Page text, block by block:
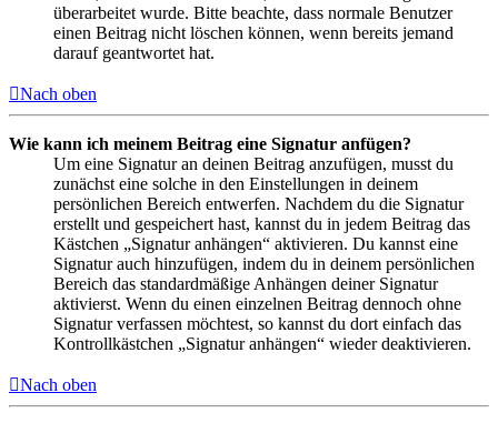
überarbeitet wurde. Bitte beachte, dass normale Benutzer
einen Beitrag nicht löschen können, wenn bereits jemand
darauf geantwortet hat.
Nach oben
Wie kann ich meinem Beitrag eine Signatur anfügen?
Um eine Signatur an deinen Beitrag anzufügen, musst du
zunächst eine solche in den Einstellungen in deinem
persönlichen Bereich entwerfen. Nachdem du die Signatur
erstellt und gespeichert hast, kannst du in jedem Beitrag das
Kästchen „Signatur anhängen“ aktivieren. Du kannst eine
Signatur auch hinzufügen, indem du in deinem persönlichen
Bereich das standardmäßige Anhängen deiner Signatur
aktivierst. Wenn du einen einzelnen Beitrag dennoch ohne
Signatur verfassen möchtest, so kannst du dort einfach das
Kontrollkästchen „Signatur anhängen“ wieder deaktivieren.
Nach oben